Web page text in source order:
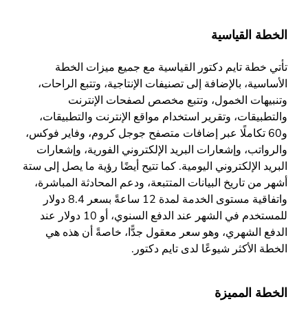
الخطة القياسية
تأتي خطة تايم دكتور القياسية مع جميع ميزات الخطة
الأساسية، بالإضافة إلى تصنيفات الإنتاجية، وتتبع الراحات،
وتنبيهات الخمول، وتتبع مخصص لصفحات الإنترنت
والتطبيقات، وتقرير استخدام مواقع الإنترنت والتطبيقات،
و60 تكاملًا عبر إضافات متصفح جوجل كروم، وفاير فوكس،
والرواتب، وإشعارات البريد الإلكتروني الفورية، وإشعارات
البريد الإلكتروني اليومية. كما تتيح أيضًا رؤية ما يصل إلى ستة
أشهر من تاريخ البيانات المتتبعة، ودعم المحادثة المباشرة،
واتفاقية مستوى الخدمة لمدة 12 ساعةً بسعر 8.4 دولار
للمستخدم في الشهر عند الدفع السنوي، أو 10 دولار عند
الدفع الشهري، وهو سعر معقول جدًّا، خاصةً أن هذه هي
الخطة الأكثر شيوعًا لدى تايم دكتور.
الخطة المميزة